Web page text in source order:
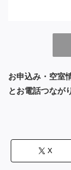
お申込み・空室
とお電話つなが
X